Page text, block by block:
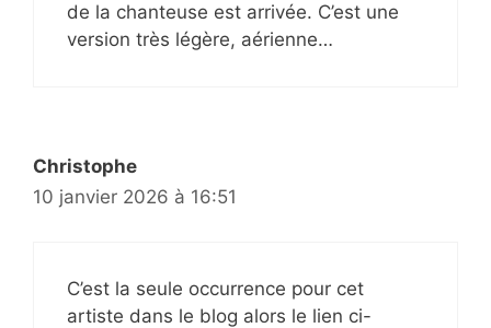
de la chanteuse est arrivée. C’est une
version très légère, aérienne…
Christophe
10 janvier 2026 à 16:51
C’est la seule occurrence pour cet
artiste dans le blog alors le lien ci-